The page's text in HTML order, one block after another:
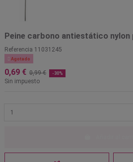
Peine carbono antiestático nylon
Referencia 11031245
 Agotado
0,69 € 0,99 € -30%
Sin impuesto